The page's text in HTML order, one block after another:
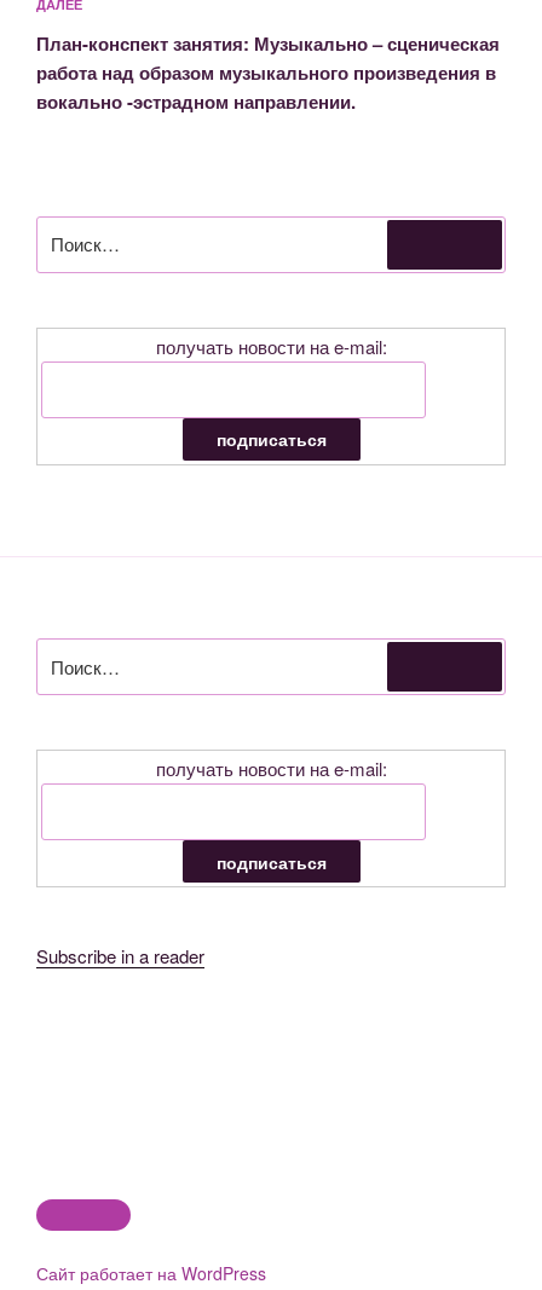
Следующая
запись
ДАЛЕЕ
План-конспект занятия: Музыкально – сценическая
работа над образом музыкального произведения в
вокально -эстрадном направлении.
получать новости на e-mail:
получать новости на e-mail:
Subscribe in a reader
YouTube
Сайт работает на WordPress